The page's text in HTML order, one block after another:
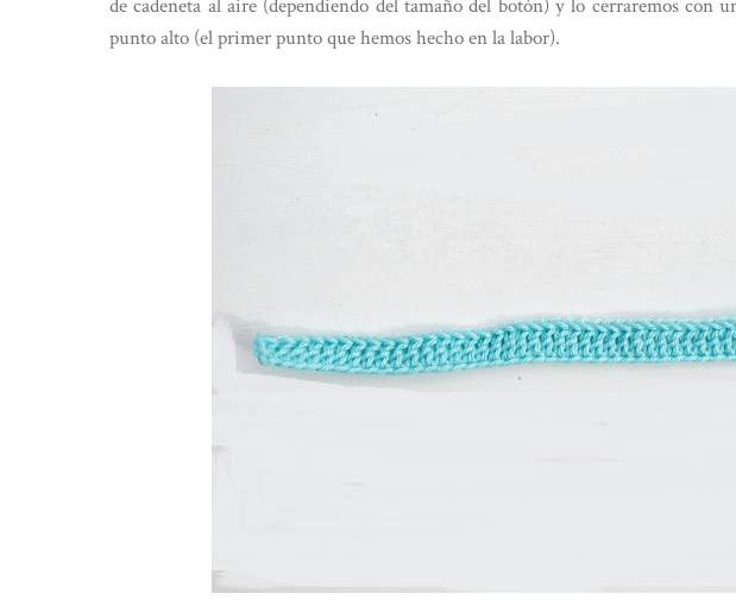
de cadeneta al aire (dependiendo del tamaño del botón) y lo cerraremos con
punto alto (el primer punto que hemos hecho en la labor).